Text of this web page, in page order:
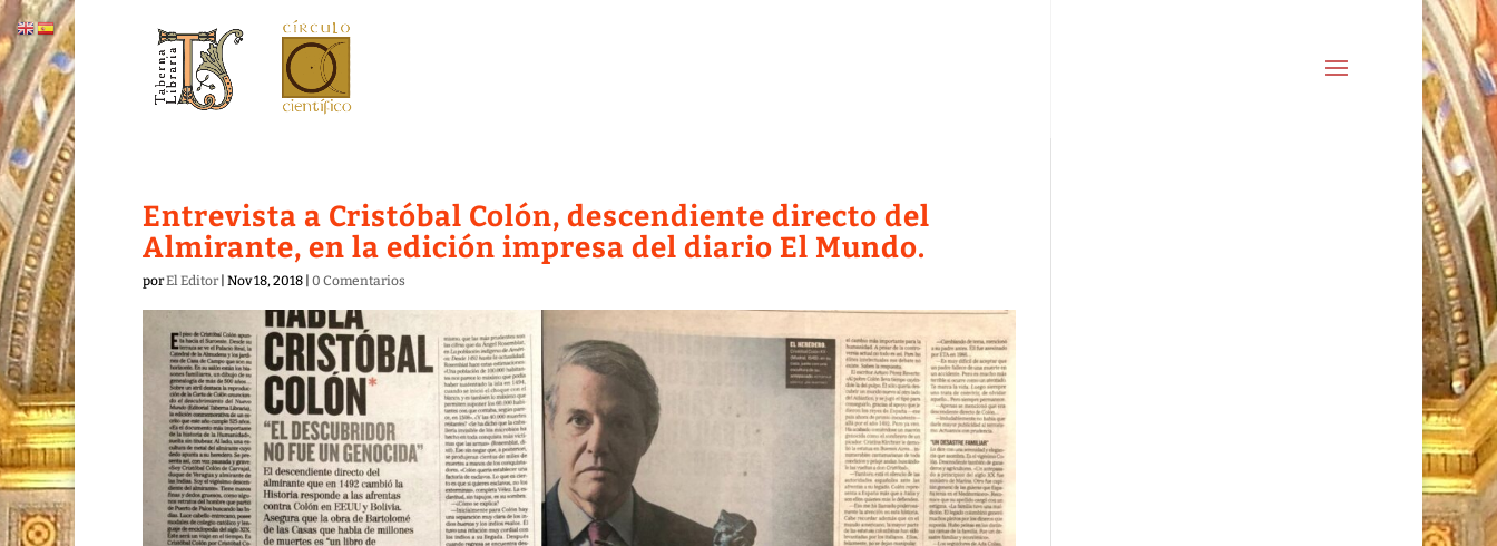
Entrevista a Cristóbal Colón, descendiente directo del
Almirante, en la edición impresa del diario El Mundo.
porEl Editor| Nov 18, 2018| 0 Comentarios